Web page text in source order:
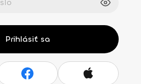
Prihlásiť sa